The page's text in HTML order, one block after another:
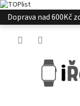
Přejít
na
Doprava nad 600Kč